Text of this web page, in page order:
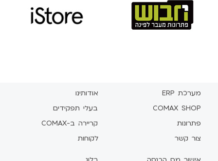
מערכת ERP
COMAX SHOP
פתרונות
צור קשר
אודותינו
בעלי תפקידים
קריירה ב-COMAX
לקוחות